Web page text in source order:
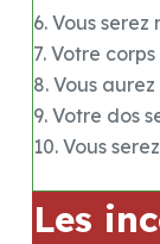
6. Vous serez
7. Votre
8. Vous
9. Votre dos
10. Vous
Les